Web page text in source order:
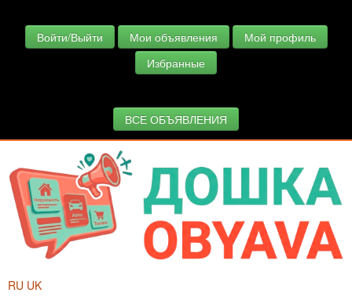
Войти/Выйти Мои объявления
Мой профиль
Избранные
ВСЕ ОБЪЯВЛЕНИЯ
RU UK